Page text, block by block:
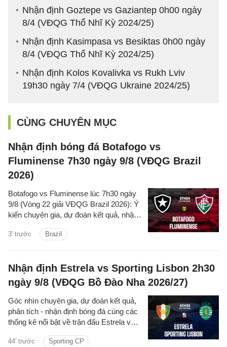
Nhận định Goztepe vs Gaziantep 0h00 ngày
8/4 (VĐQG Thổ Nhĩ Kỳ 2024/25)
Nhận định Kasimpasa vs Besiktas 0h00 ngày
8/4 (VĐQG Thổ Nhĩ Kỳ 2024/25)
Nhận định Kolos Kovalivka vs Rukh Lviv
19h30 ngày 7/4 (VĐQG Ukraine 2024/25)
CÙNG CHUYÊN MỤC
Nhận định bóng đá Botafogo vs
Fluminense 7h30 ngày 9/8 (VĐQG Brazil
2026)
3' trước Brazil
Botafogo vs Fluminense lúc 7h30 ngày
9/8 (Vòng 22 giải VĐQG Brazil 2026): Ý
kiến chuyên gia, dự đoán kết quả, nhận
tiết về hai đội.
Nhận định Estrela vs Sporting Lisbon 2h30
ngày 9/8 (VĐQG Bồ Đào Nha 2026/27)
44' trước Sporting CP
Góc nhìn chuyên gia, dự đoán kết quả,
phân tích - nhận định bóng đá cùng các
thống kê nổi bật về trận đấu Estrela vs
Đào Nha 2026/27 đêm nay.